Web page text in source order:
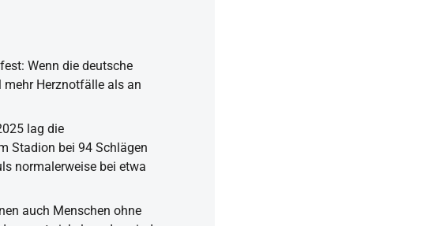
Wenn die deutsche
Herznotfälle als an
lag die
Stadion bei 94 Schlägen
normalerweise bei etwa
auch Menschen ohne